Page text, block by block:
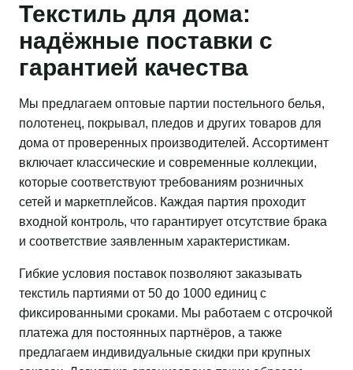
Текстиль для дома:
надёжные поставки с
гарантией качества
Мы предлагаем оптовые партии постельного белья,
полотенец, покрывал, пледов и других товаров для
дома от проверенных производителей. Ассортимент
включает классические и современные коллекции,
которые соответствуют требованиям розничных
сетей и маркетплейсов. Каждая партия проходит
входной контроль, что гарантирует отсутствие брака
и соответствие заявленным характеристикам.
Гибкие условия поставок позволяют заказывать
текстиль партиями от 50 до 1000 единиц с
фиксированными сроками. Мы работаем с отсрочкой
платежа для постоянных партнёров, а также
предлагаем индивидуальные скидки при крупных